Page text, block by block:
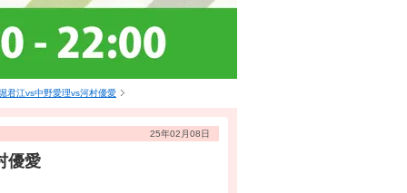
君江vs中野愛理vs河村優愛
25年02月08日
優愛